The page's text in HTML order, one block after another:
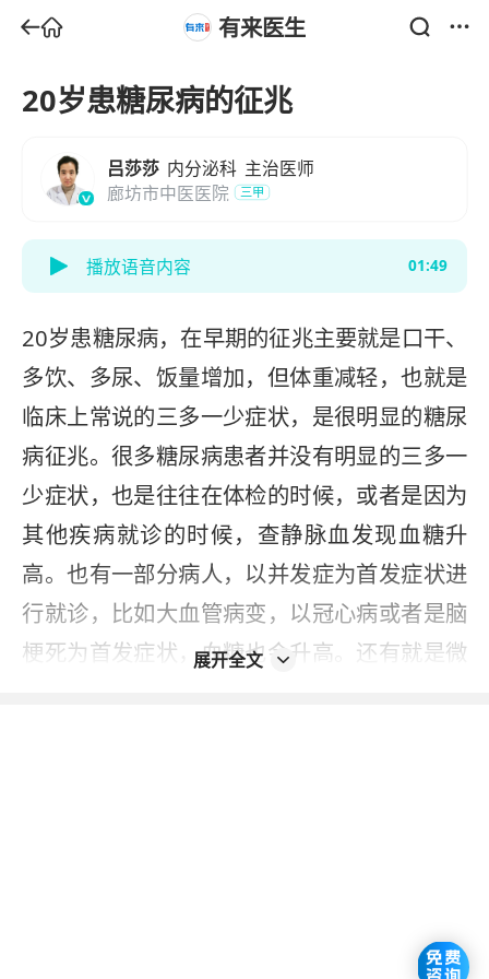
有来医生
20岁患糖尿病的征兆
吕莎莎 内分泌科 主治医师
廊坊市中医医院
三甲
播放语音内容 01:49
20岁患糖尿病，在早期的征兆主要就是口干、
多饮、多尿、饭量增加，但体重减轻，也就是
临床上常说的三多一少症状，是很明显的糖尿
病征兆。很多糖尿病患者并没有明显的三多一
少症状，也是往往在体检的时候，或者是因为
其他疾病就诊的时候，查静脉血发现血糖升
高。也有一部分病人，以并发症为首发症状进
行就诊，比如大血管病变，以冠心病或者是脑
梗死为首发症状，血糖也会升高。还有就是微
式，减少主食的摄入量，多吃绿色蔬菜，不要
展开全文